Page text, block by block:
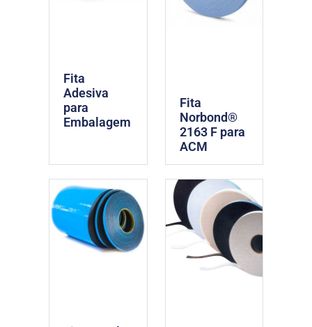
Fita
Adesiva
para
Embalagem
Fita
Norbond®
2163 F para
ACM